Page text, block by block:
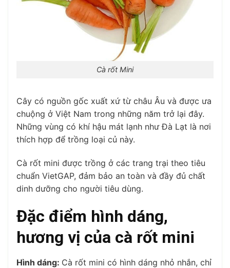
Cà rốt Mini
Cây có nguồn gốc xuất xứ từ châu Âu và được ưa
chuộng ở Việt Nam trong những năm trở lại đây.
Những vùng có khí hậu mát lạnh như Đà Lạt là nơi
thích hợp để trồng loại củ này.
Cà rốt mini được trồng ở các trang trại theo tiêu
chuẩn VietGAP, đảm bảo an toàn và đầy đủ chất
dinh dưỡng cho người tiêu dùng.
Đặc điểm hình dáng,
hương vị của cà rốt mini
Hình dáng: Cà rốt mini có hình dáng nhỏ nhắn, chỉ